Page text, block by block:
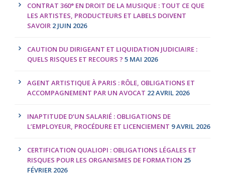
CONTRAT 360° EN DROIT DE LA MUSIQUE : TOUT CE QUE
LES ARTISTES, PRODUCTEURS ET LABELS DOIVENT
SAVOIR 2 JUIN 2026
CAUTION DU DIRIGEANT ET LIQUIDATION JUDICIAIRE :
QUELS RISQUES ET RECOURS ? 5 MAI 2026
AGENT ARTISTIQUE À PARIS : RÔLE, OBLIGATIONS ET
ACCOMPAGNEMENT PAR UN AVOCAT 22 AVRIL 2026
INAPTITUDE D’UN SALARIÉ : OBLIGATIONS DE
L’EMPLOYEUR, PROCÉDURE ET LICENCIEMENT 9 AVRIL 2026
CERTIFICATION QUALIOPI : OBLIGATIONS LÉGALES ET
RISQUES POUR LES ORGANISMES DE FORMATION 25
FÉVRIER 2026